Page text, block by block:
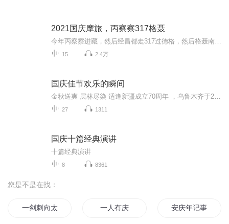
2021国庆摩旅，丙察察317格聂
15 2.4万
国庆佳节欢乐的瞬间
27 1311
国庆十篇经典演讲
十篇经典演讲
8 8361
您是不是在找：
一剑刺向太阳 一人有庆 安庆年记事